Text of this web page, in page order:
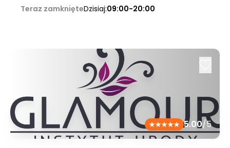
Teraz zamknięteDzisiaj:09:00-20:00
5.00/5